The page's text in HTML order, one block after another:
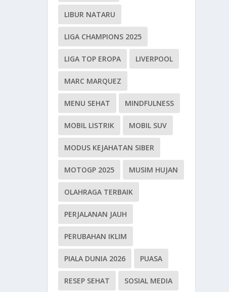
LIBUR NATARU
LIGA CHAMPIONS 2025
LIGA TOP EROPA LIVERPOOL
MARC MARQUEZ
MENU SEHAT MINDFULNESS
MOBIL LISTRIK MOBIL SUV
MODUS KEJAHATAN SIBER
MOTOGP 2025 MUSIM HUJAN
OLAHRAGA TERBAIK
PERJALANAN JAUH
PERUBAHAN IKLIM
PIALA DUNIA 2026 PUASA
RESEP SEHAT SOSIAL MEDIA